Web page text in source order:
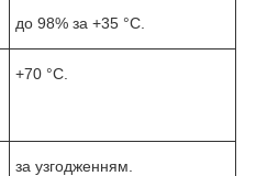
до 98% за +35 °C.
+70 °С.
за узгодженням.